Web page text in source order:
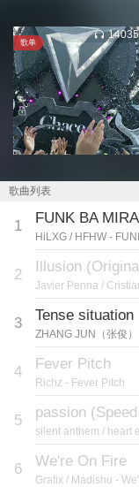
歌单
14035
歌曲列表
1 FUNK BA
HiLXG / HFHW -
2 Illusion
Javier Penna /
3 Tense situation
ZHANG JUN（张俊
4 Fever Pitch
Richz - Fever Pitch
5 passion
silent anthem / heart
6 We're On Fire
Grafix / Madishu -